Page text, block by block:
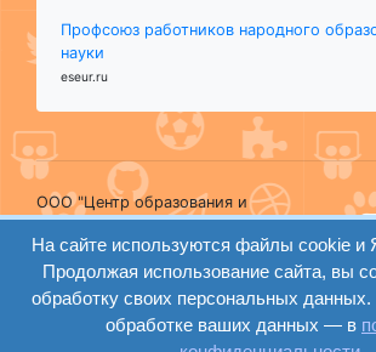
Профсоюз работников народного
науки
eseur.ru
ООО "Центр образования и
консалтинга"
Волгоград 2008-2026
Сайт создан на
конструкторе ОШКОЛЕ.РУ
На сайте используются файлы cookie и
Продолжая использование сайта, вы
обработку своих персональных
обработке ваших данных — в